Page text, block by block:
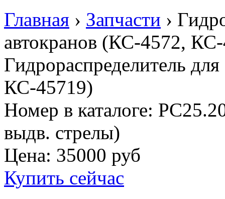
Главная › Запчасти ›
автокранов (КС-4572,
Гидрораспределитель
КС-45719)
Номер в каталоге:
выдв. стрелы)
Цена: 35000 руб
Купить сейчас